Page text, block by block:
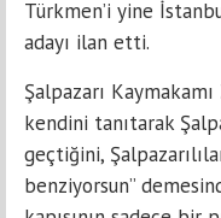
Türkmen’i yine
adayı ilan etti.
Şalpazarı
kendini tanıtarak
geçtiğini,
benziyorsun”